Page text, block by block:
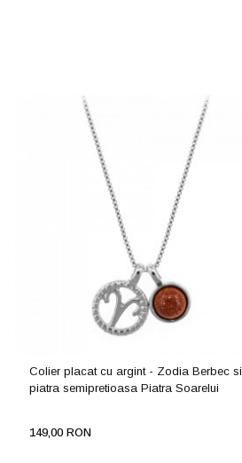
Colier placat cu argint - Zodia Berbec si
piatra semipretioasa Piatra Soarelui
149,00 RON